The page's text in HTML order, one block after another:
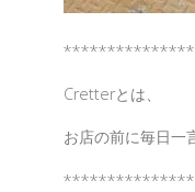
Cretterとは、
お店の前に毎日一